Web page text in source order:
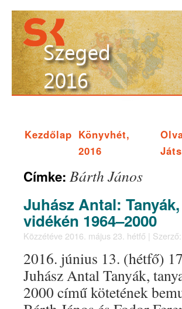
Kezdőlap Könyvhét,
2016
Címke: Bárth János
Juhász Antal:
vidékén 1964–2000
Közzétéve 2016. május 23. hétfő | Szerző:
2016. június 13. (hétfő)
Juhász Antal Tanyák,
2000 című kötetének